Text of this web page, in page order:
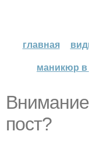
главная
маникюр
пост?